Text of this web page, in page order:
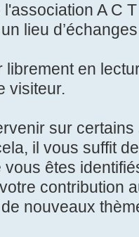
A C
lieu
en
visiteur.
sur
il vous suffit
vous êtes
contribution
nouveaux